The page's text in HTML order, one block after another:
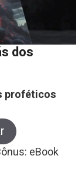
dos
proféticos
eBook